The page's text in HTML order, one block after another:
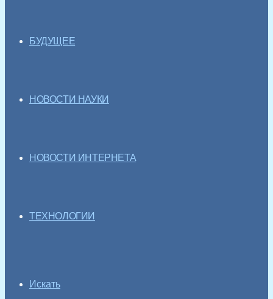
БУДУЩЕЕ
НОВОСТИ НАУКИ
НОВОСТИ ИНТЕРНЕТА
ТЕХНОЛОГИИ
Искать